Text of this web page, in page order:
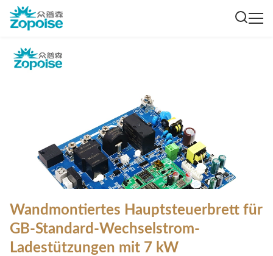
Wandmontiertes Hauptsteuerbrett für
GB-Standard-Wechselstrom-
Ladestützungen mit 7 kW